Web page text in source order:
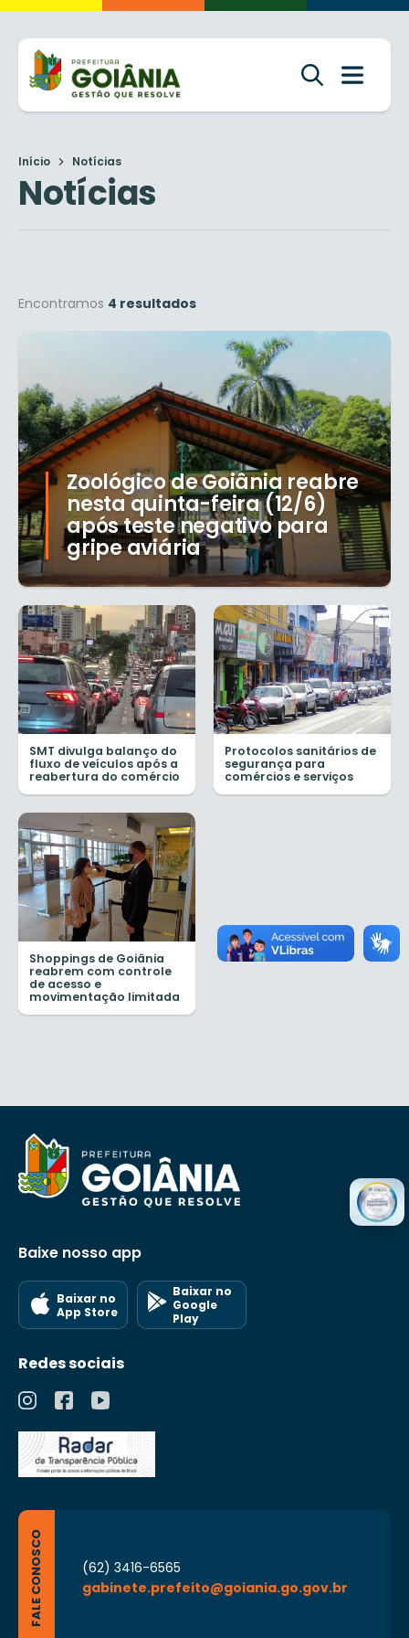
Início Notícias
Notícias
Encontramos 4 resultados
Zoológico de Goiânia reabre
nesta quinta-feira (12/6)
após teste negativo para
gripe aviária
SMT divulga balanço do
fluxo de veículos após a
reabertura do comércio
Protocolos sanitários de
segurança para
comércios e serviços
Shoppings de Goiânia
reabrem com controle
de acesso e
movimentação limitada
Baixe nosso app
Baixar no
App Store
Baixar no
Google
Play
Redes sociais
FALE CONOSCO
(62) 3416-6565
gabinete.prefeito@goiania.go.gov.br